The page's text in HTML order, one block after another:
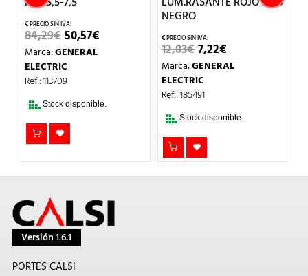
PRECIO
ORIGINAL
ERA:
84,29€.
50,57€EL
PRECIO
ACTUAL
ES:
50,57€.
disponible.
PRECIO
ORIGINAL
ERA:
12,03€.
€EL
PRECIO
ACTUAL
ES:
7,22€.
GENERAL
Stock disponible.
Versión 1.6.1
PORTES CALSI